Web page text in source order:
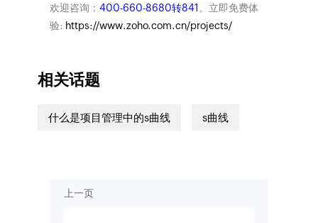
欢迎咨询： 400-660-8680转841 。立即免费体
验: https://www.zoho.com.cn/projects/
相关话题
什么是项目管理中的s曲线 s曲线
上一页